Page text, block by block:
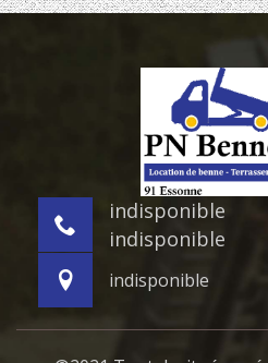
indisponible
indisponible
indisponible